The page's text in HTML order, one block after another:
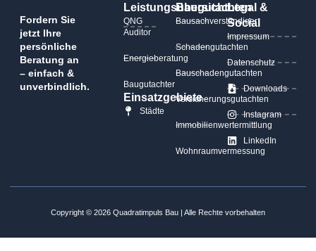
Fordern Sie
jetzt Ihre
persönliche
Beratung an
– einfach &
unverbindlich.
Leistungsübersicht
QNG
Auditor
Energieberatung
Baugutachter
Einsatzgebiete
Städte
Baugutachten
Bausachverständiger
Schadengutachten
Bauschadengutachten
Versicherungsgutachten
Immobilienwertermittlung
Wohnraumvermessung
Legal &
Social
Impressum
Datenschutz
Downloads
Instagram
LinkedIn
Copyright © 2026 Quadratimpuls Bau | Alle Rechte vorbehalten